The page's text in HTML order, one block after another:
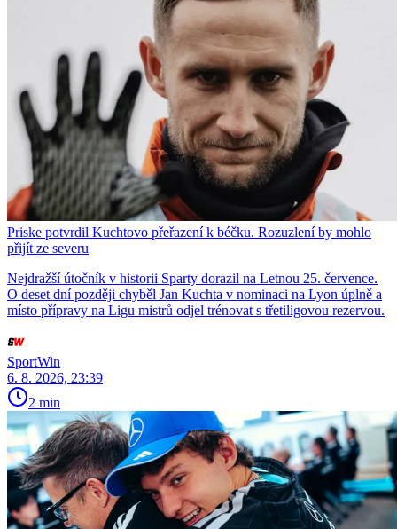
Priske potvrdil Kuchtovo přeřazení k béčku. Rozuzlení by mohlo
přijít ze severu
Nejdražší útočník v historii Sparty dorazil na Letnou 25. července.
O deset dní později chyběl Jan Kuchta v nominaci na Lyon úplně a
místo přípravy na Ligu mistrů odjel trénovat s třetiligovou rezervou.
SportWin
6. 8. 2026, 23:39
2 min